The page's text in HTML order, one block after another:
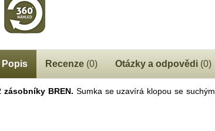
Popis Recenze(0) Otázky a odpovědi(0)
zásobníky BREN. Sumka se uzavírá klopou se suchým